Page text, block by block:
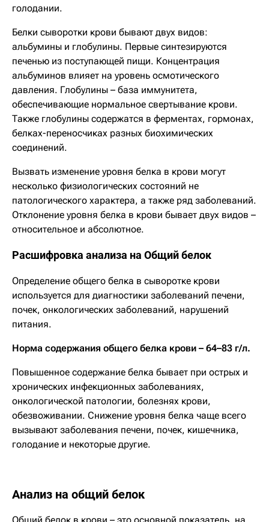
голодании.
Белки сыворотки крови бывают двух видов:
альбумины и глобулины. Первые синтезируются
печенью из поступающей пищи. Концентрация
альбуминов влияет на уровень осмотического
давления. Глобулины – база иммунитета,
обеспечивающие нормальное свертывание крови.
Также глобулины содержатся в ферментах, гормонах,
белках-переносчиках разных биохимических
соединений.
Вызвать изменение уровня белка в крови могут
несколько физиологических состояний не
патологического характера, а также ряд заболеваний.
Отклонение уровня белка в крови бывает двух видов –
относительное и абсолютное.
Расшифровка анализа на Общий белок
Определение общего белка в сыворотке крови
используется для диагностики заболеваний печени,
почек, онкологических заболеваний, нарушений
питания.
Норма содержания общего белка крови – 64–83 г/л.
Повышенное содержание белка бывает при острых и
хронических инфекционных заболеваниях,
онкологической патологии, болезнях крови,
обезвоживании. Снижение уровня белка чаще всего
вызывают заболевания печени, почек, кишечника,
голодание и некоторые другие.
Анализ на общий белок